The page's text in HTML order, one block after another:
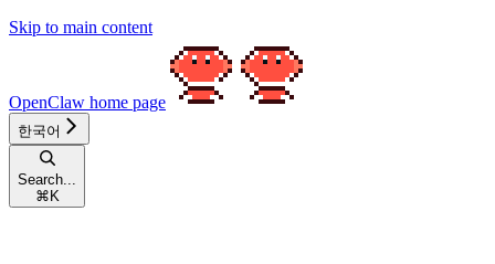
Skip to main content
OpenClaw home page
한국어
Search...
⌘ K